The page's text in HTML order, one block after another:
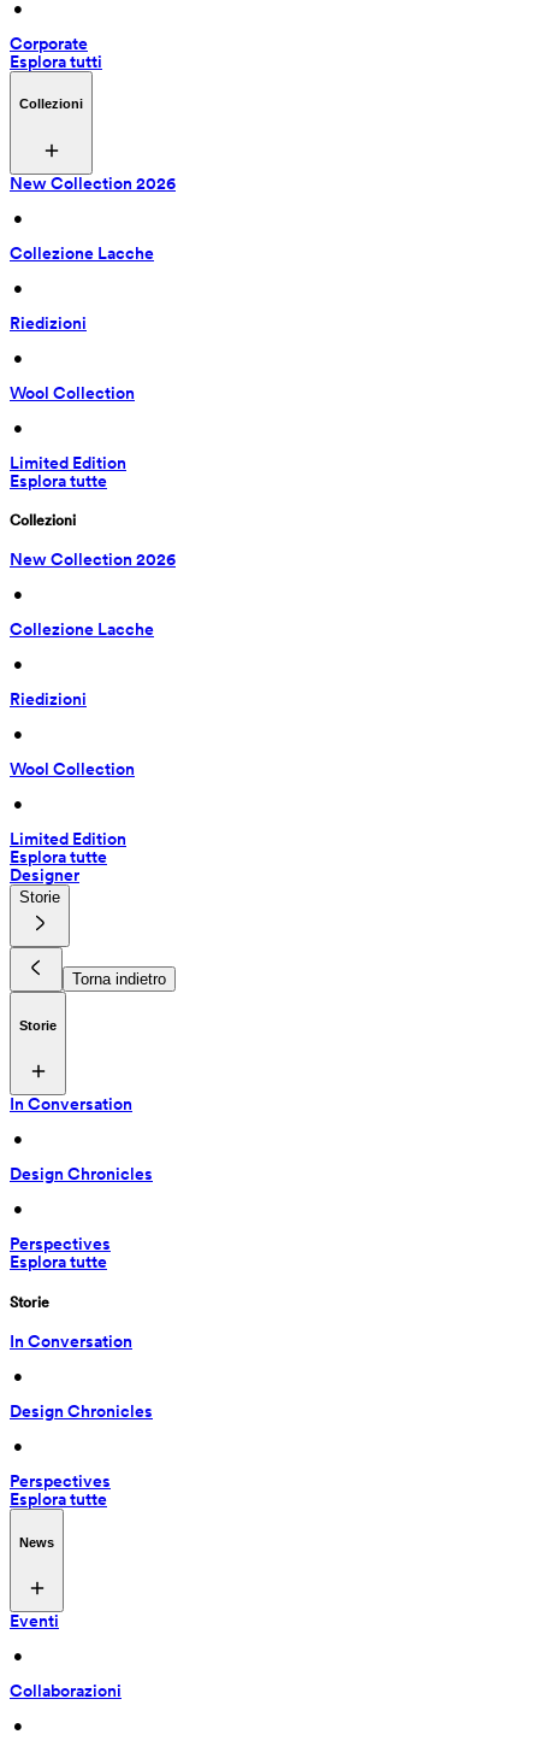
•
Corporate
Esplora tutti
Collezioni
New Collection 2026
•
Collezione Lacche
•
Riedizioni
•
Wool Collection
•
Limited Edition
Esplora tutte
Collezioni
New Collection 2026
•
Collezione Lacche
•
Riedizioni
•
Wool Collection
•
Limited Edition
Esplora tutte
Designer
Storie
Torna indietro
Storie
In Conversation
•
Design Chronicles
•
Perspectives
Esplora tutte
Storie
In Conversation
•
Design Chronicles
•
Perspectives
Esplora tutte
News
Eventi
•
Collaborazioni
•